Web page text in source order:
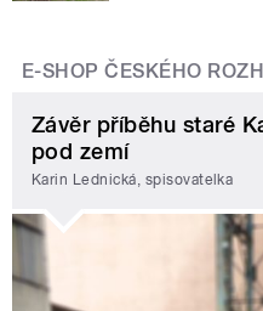
E-SHOP ČESKÉHO
Závěr příběhu staré
pod zemí
Karin Lednická, spisovatelka